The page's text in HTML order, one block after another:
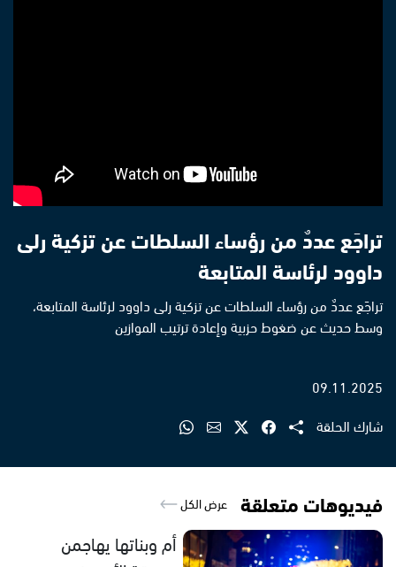
تراجَع عددٌ من رؤساء السلطات عن تزكية رلى
داوود لرئاسة المتابعة
تراجَع عددٌ من رؤساء السلطات عن تزكية رلى داوود لرئاسة المتابعة،
وسط حديث عن ضغوط حزبية وإعادة ترتيب الموازين
09.11.2025
شارك الحلقة
فيديوهات متعلقة عرض الكل
أم وبناتها يهاجمن